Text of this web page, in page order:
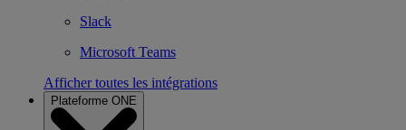
Slack
Microsoft Teams
Afficher toutes les intégrations
Plateforme ONE